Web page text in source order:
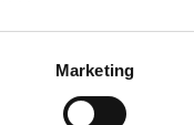
Marketing